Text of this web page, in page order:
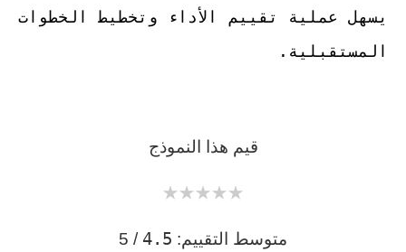
يسهل عملية تقييم الأداء وتخطيط الخطوات
المستقبلية.
قيم هذا النموذج
★
★
★
★
★
متوسط التقييم: 4.5
/ 5